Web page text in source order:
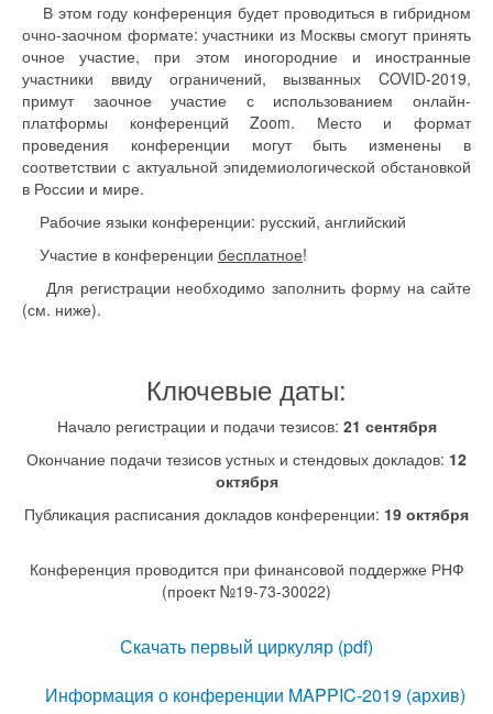
В этом году конференция будет проводиться в гибридном
очно-заочном формате: участники из Москвы смогут принять
очное участие, при этом иногородние и иностранные
участники ввиду ограничений, вызванных COVID-2019,
примут заочное участие с использованием онлайн-
платформы конференций Zoom. Место и формат
проведения конференции могут быть изменены в
соответствии с актуальной эпидемиологической обстановкой
в России и мире.
Рабочие языки конференции: русский, английский
Участие в конференции бесплатное!
Для регистрации необходимо заполнить форму на сайте
(см. ниже).
Ключевые даты:
Начало регистрации и подачи тезисов: 21 сентября
Окончание подачи тезисов устных и стендовых докладов: 12
октября
Публикация расписания докладов конференции: 19 октября
Конференция проводится при финансовой поддержке РНФ
(проект №19-73-30022)
Скачать первый циркуляр (pdf)
Информация о конференции MAPPIC-2019 (архив)